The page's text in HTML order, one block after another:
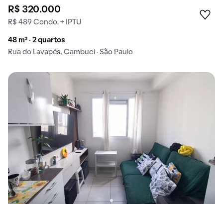
R$ 320.000
R$ 489 Condo. + IPTU
48 m² · 2 quartos
Rua do Lavapés, Cambuci · São Paulo